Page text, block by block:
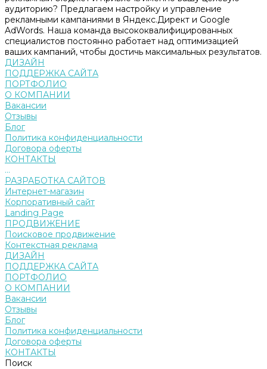
аудиторию? Предлагаем настройку и управление
рекламными кампаниями в Яндекс.Директ и Google
AdWords. Наша команда высококвалифицированных
специалистов постоянно работает над оптимизацией
ваших кампаний, чтобы достичь максимальных результатов.
ДИЗАЙН
ПОДДЕРЖКА САЙТА
ПОРТФОЛИО
О КОМПАНИИ
Вакансии
Отзывы
Блог
Политика конфиденциальности
Договора оферты
КОНТАКТЫ
...
РАЗРАБОТКА САЙТОВ
Интернет-магазин
Корпоративный сайт
Landing Page
ПРОДВИЖЕНИЕ
Поисковое продвижение
Контекстная реклама
ДИЗАЙН
ПОДДЕРЖКА САЙТА
ПОРТФОЛИО
О КОМПАНИИ
Вакансии
Отзывы
Блог
Политика конфиденциальности
Договора оферты
КОНТАКТЫ
Поиск